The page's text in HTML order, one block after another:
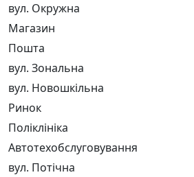
вул. Окружна
Магазин
Пошта
вул. Зональна
вул. Новошкільна
Ринок
Поліклініка
Автотехобслуговування
вул. Потічна